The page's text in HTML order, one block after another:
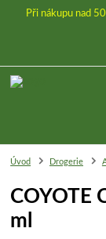
Při nákupu nad
Úvod Drogerie
COYOTE
ml